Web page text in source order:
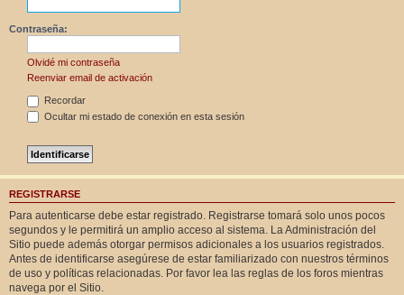
Contraseña:
Olvidé mi contraseña
Reenviar email de activación
Recordar
Ocultar mi estado de conexión en esta sesión
REGISTRARSE
Para autenticarse debe estar registrado. Registrarse tomará solo unos pocos
segundos y le permitirá un amplio acceso al sistema. La Administración del
Sitio puede además otorgar permisos adicionales a los usuarios registrados.
Antes de identificarse asegúrese de estar familiarizado con nuestros términos
de uso y políticas relacionadas. Por favor lea las reglas de los foros mientras
navega por el Sitio.